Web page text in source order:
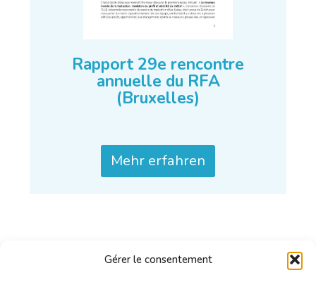
Gérer le consentement
Rapport 29e rencontre
annuelle du RFA
(Bruxelles)
Mehr erfahren